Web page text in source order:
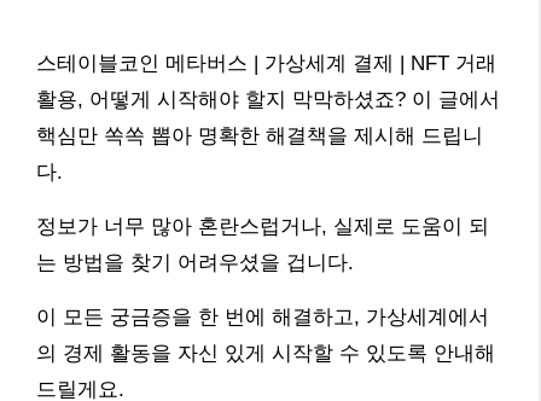
스테이블코인 메타버스 | 가상세계 결제 | NFT 거래
활용, 어떻게 시작해야 할지 막막하셨죠? 이 글에서
핵심만 쏙쏙 뽑아 명확한 해결책을 제시해 드립니
다.
정보가 너무 많아 혼란스럽거나, 실제로 도움이 되
는 방법을 찾기 어려우셨을 겁니다.
이 모든 궁금증을 한 번에 해결하고, 가상세계에서
의 경제 활동을 자신 있게 시작할 수 있도록 안내해
드릴게요.